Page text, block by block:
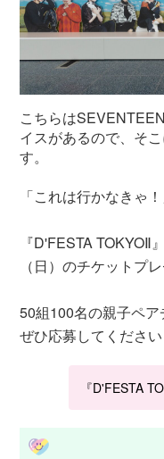
こちらは
イスがあるので、そ
す。
「これは行かなきゃ
『D'FESTA
（日）のチケットプ
50組100名の親子ペ
ぜひ応募してください
『D'FESTA